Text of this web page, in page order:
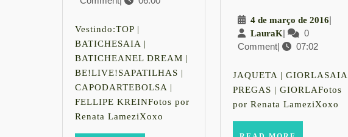
Look!
Vestindo:TOP |
BATICHESAIA |
BATICHEANEL DREAM |
BE!LIVE!SAPATILHAS |
CAPODARTEBOLSA |
FELLIPE KREINFotos por
Renata LameziXoxo
couro
pra
montar
um
look
4 de março de 20164
2016
|
LauraKLauraK
|
0
Comment| 07:02
JAQUETA | GIORLASAIA
PREGAS | GIORLAFotos
por Renata LameziXoxo